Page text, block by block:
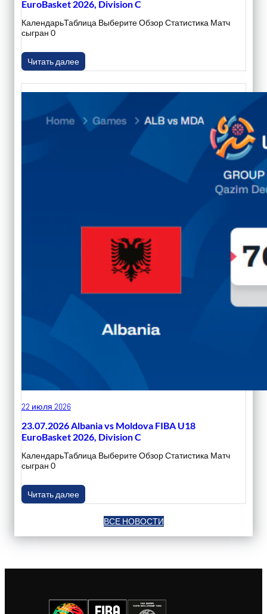
EuroBasket 2026, Division C
КалендарьТаблица Выберите Обзор Статистика Матч
сыгран 0
Читать далее
22 июля 2026
23.07.2026 Albania vs Moldova FIBA U18
EuroBasket 2026, Division C
КалендарьТаблица Выберите Обзор Статистика Матч
сыгран 0
Читать далее
ВСЕ НОВОСТИ